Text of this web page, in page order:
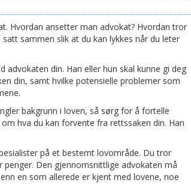
Hvordan ansetter man advokat? Hvordan tror
sammen slik at du kan lykkes når du leter
din. Han eller hun skal kunne gi deg
din, samt hvilke potensielle problemer som
bakgrunn i loven, så sørg for å fortelle
hva du kan forvente fra rettssaken din. Han
på et bestemt lovområde. Du tror
Den gjennomsnittlige advokaten må
en som allerede er kjent med lovene, noe